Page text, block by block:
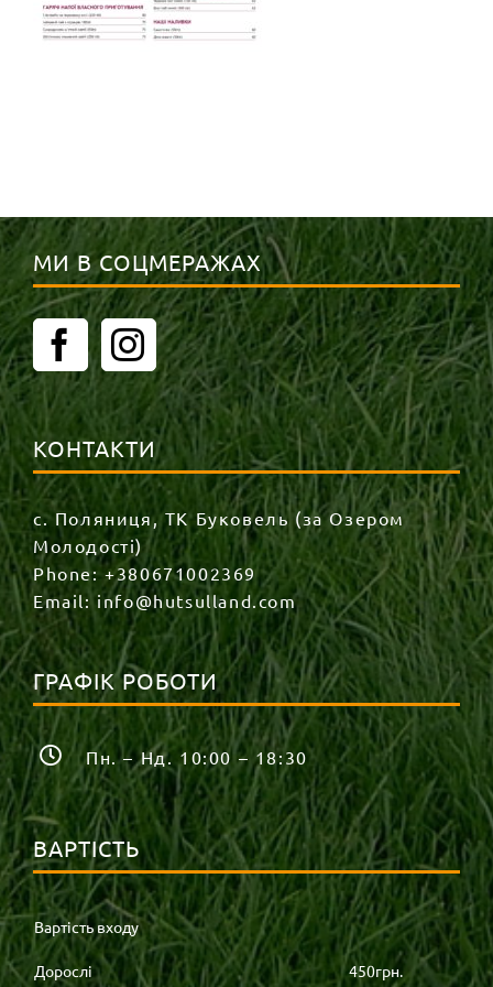
МИ В СОЦМЕРАЖАХ
КОНТАКТИ
с. Поляниця, ТК Буковель (за Озером
Молодості)
Phone:+380671002369
Email:info@hutsulland.com
ГРАФІК РОБОТИ
Пн. – Нд. 10:00 – 18:30
ВАРТІСТЬ
Вартість входу
Дорослі 450грн.